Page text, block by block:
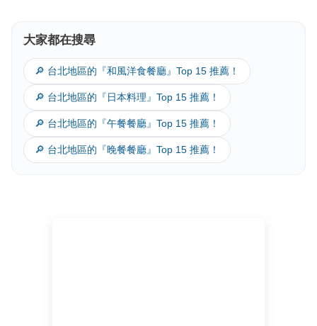
大家都在搜尋
🔎 台北地區的『和風洋食餐廳』Top 15 推薦！
🔎 台北地區的『日本料理』Top 15 推薦！
🔎 台北地區的『午餐餐廳』Top 15 推薦！
🔎 台北地區的『晚餐餐廳』Top 15 推薦！